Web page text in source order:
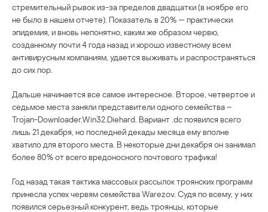
стремительный рывок из-за пределов двадцатки (в ноябре его
не было в нашем отчете). Показатель в 20% — практически
эпидемия, и вновь непонятно, каким же образом червю,
созданному почти 4 года назад и хорошо известному всем
антивирусным компаниям, удается выживать и распространяться
до сих пор.
Дальше начинается все самое интересное. Второе, четвертое и
седьмое места заняли представители одного семейства –
Trojan-Downloader.Win32.Diehard. Вариант .dc появился всего
лишь 21 декабря, но последней декады месяца ему вполне
хватило для второго места. В некоторые дни декабря он занимал
более 80% от всего вредоносного почтового трафика!
Год назад такая тактика массовых рассылок троянских программ
принесла успех червям семейства Warezov. Судя по всему, у них
появился серьезный конкурент, ведь троянцы, которые